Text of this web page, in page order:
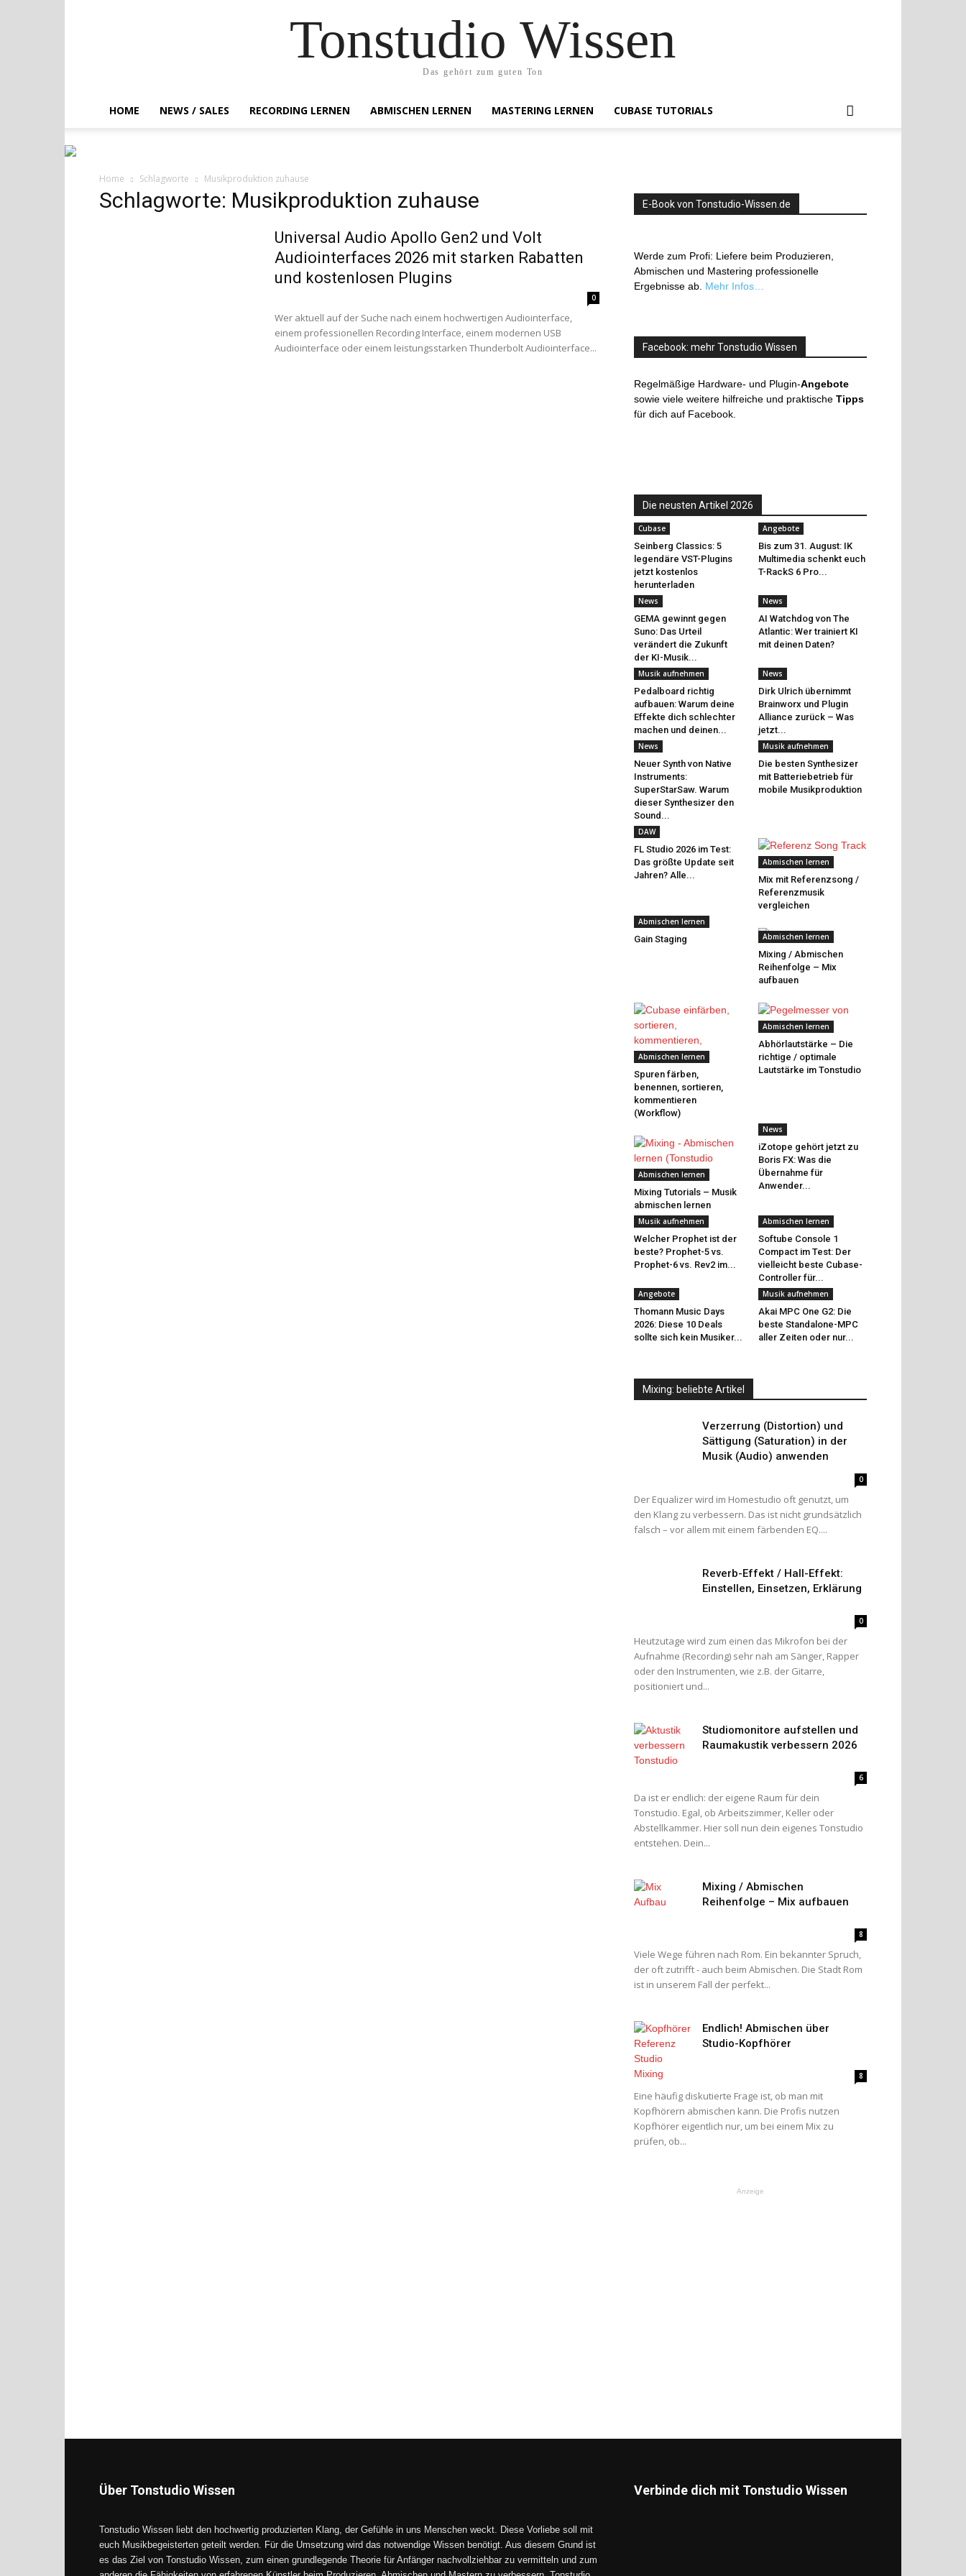
Tonstudio Wissen
Das gehört zum guten Ton
HOME NEWS / SALES RECORDING LERNEN ABMISCHEN LERNEN MASTERING LERNEN CUBASE TUTORIALS
Home Schlagworte Musikproduktion zuhause
Schlagworte: Musikproduktion zuhause
Universal Audio Apollo Gen2 und Volt
Audiointerfaces 2026 mit starken Rabatten
und kostenlosen Plugins
0
Wer aktuell auf der Suche nach einem hochwertigen Audiointerface,
einem professionellen Recording Interface, einem modernen USB
Audiointerface oder einem leistungsstarken Thunderbolt Audiointerface...
E-Book von Tonstudio-Wissen.de
Werde zum Profi: Liefere beim Produzieren,
Abmischen und Mastering professionelle
Ergebnisse ab. Mehr Infos…
Facebook: mehr Tonstudio Wissen
Regelmäßige Hardware- und Plugin-Angebote
sowie viele weitere hilfreiche und praktische Tipps
für dich auf Facebook.
Die neusten Artikel 2026
Cubase
Seinberg Classics: 5
legendäre VST-Plugins
jetzt kostenlos
herunterladen
Angebote
Bis zum 31. August: IK
Multimedia schenkt euch
T-RackS 6 Pro...
News
GEMA gewinnt gegen
Suno: Das Urteil
verändert die Zukunft
der KI-Musik...
News
AI Watchdog von The
Atlantic: Wer trainiert KI
mit deinen Daten?
Musik aufnehmen
Pedalboard richtig
aufbauen: Warum deine
Effekte dich schlechter
machen und deinen...
News
Dirk Ulrich übernimmt
Brainworx und Plugin
Alliance zurück – Was
jetzt...
News
Neuer Synth von Native
Instruments:
SuperStarSaw. Warum
dieser Synthesizer den
Sound...
Musik aufnehmen
Die besten Synthesizer
mit Batteriebetrieb für
mobile Musikproduktion
DAW
FL Studio 2026 im Test:
Das größte Update seit
Jahren? Alle...
Abmischen lernen
Mix mit Referenzsong /
Referenzmusik
vergleichen
Abmischen lernen
Gain Staging Abmischen lernen
Mixing / Abmischen
Reihenfolge – Mix
aufbauen
Abmischen lernen
Spuren färben,
benennen, sortieren,
kommentieren
(Workflow)
Abmischen lernen
Abhörlautstärke – Die
richtige / optimale
Lautstärke im Tonstudio
Abmischen lernen
Mixing Tutorials – Musik
abmischen lernen
News
iZotope gehört jetzt zu
Boris FX: Was die
Übernahme für
Anwender...
Musik aufnehmen
Welcher Prophet ist der
beste? Prophet-5 vs.
Prophet-6 vs. Rev2 im...
Abmischen lernen
Softube Console 1
Compact im Test: Der
vielleicht beste Cubase-
Controller für...
Angebote
Thomann Music Days
2026: Diese 10 Deals
sollte sich kein Musiker...
Musik aufnehmen
Akai MPC One G2: Die
beste Standalone-MPC
aller Zeiten oder nur...
Mixing: beliebte Artikel
Verzerrung (Distortion) und
Sättigung (Saturation) in der
Musik (Audio) anwenden
0
Der Equalizer wird im Homestudio oft genutzt, um
den Klang zu verbessern. Das ist nicht grundsätzlich
falsch – vor allem mit einem färbenden EQ....
Reverb-Effekt / Hall-Effekt:
Einstellen, Einsetzen, Erklärung
0
Heutzutage wird zum einen das Mikrofon bei der
Aufnahme (Recording) sehr nah am Sänger, Rapper
oder den Instrumenten, wie z.B. der Gitarre,
positioniert und...
Studiomonitore aufstellen und
Raumakustik verbessern 2026
6
Da ist er endlich: der eigene Raum für dein
Tonstudio. Egal, ob Arbeitszimmer, Keller oder
Abstellkammer. Hier soll nun dein eigenes Tonstudio
entstehen. Dein...
Mixing / Abmischen
Reihenfolge – Mix aufbauen
8
Viele Wege führen nach Rom. Ein bekannter Spruch,
der oft zutrifft - auch beim Abmischen. Die Stadt Rom
ist in unserem Fall der perfekt...
Endlich! Abmischen über
Studio-Kopfhörer
8
Eine häufig diskutierte Frage ist, ob man mit
Kopfhörern abmischen kann. Die Profis nutzen
Kopfhörer eigentlich nur, um bei einem Mix zu
prüfen, ob...
Anzeige
Über Tonstudio Wissen
Tonstudio Wissen liebt den hochwertig produzierten Klang, der Gefühle in uns Menschen weckt. Diese Vorliebe soll mit
euch Musikbegeisterten geteilt werden. Für die Umsetzung wird das notwendige Wissen benötigt. Aus diesem Grund ist
es das Ziel von Tonstudio Wissen, zum einen grundlegende Theorie für Anfänger nachvollziehbar zu vermitteln und zum
Verbinde dich mit Tonstudio Wissen